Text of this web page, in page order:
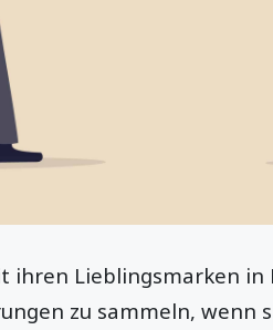
ihren Lieblingsmarken
zu sammeln, wenn